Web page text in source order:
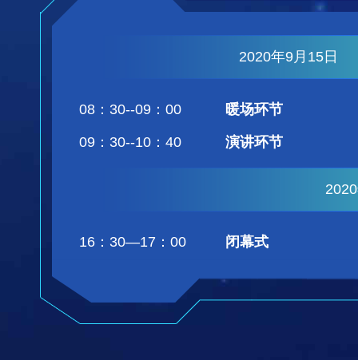
2020年9月15日
08：30--09：00 暖场环节
09：30--10：40 演讲环节
16：30—17：00 闭幕式